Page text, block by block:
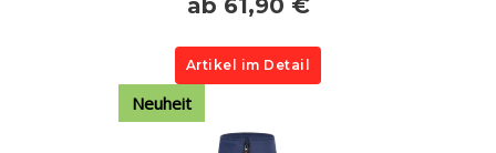
ab 61,90 €
Artikel im Detail
Neuheit